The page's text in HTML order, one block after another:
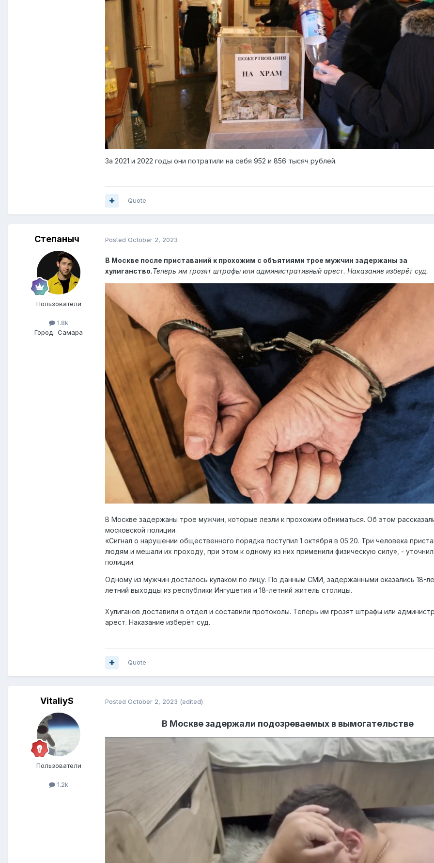
За 2021 и 2022 годы они потратили на себя 952 и 856 тысяч рублей.
Quote
Степаныч
Пользователи
1.8k
Город- Самара
Posted October 2, 2023
В Москве после приставаний к прохожим с объятиями трое мужчин задержаны за
хулиганство.Теперь им грозят штрафы или административный арест. Наказание изберёт суд.
В Москве задержаны трое мужчин, которые лезли к прохожим обниматься. Об этом
московской полиции.
«Сигнал о нарушении общественного порядка поступил 1 октября в 05:20. Три человека
людям и мешали их проходу, при этом к одному из них применили физическую силу», -
полиции.
Одному из мужчин досталось кулаком по лицу. По данным СМИ, задержанными оказались 18-
летний выходцы из республики Ингушетия и 18-летний житель столицы.
Хулиганов доставили в отдел и составили протоколы. Теперь им грозят штрафы или
арест. Наказание изберёт суд.
Quote
VitaliyS
Пользователи
1.2k
Posted October 2, 2023 (edited)
В Москве задержали подозреваемых в вымогательстве